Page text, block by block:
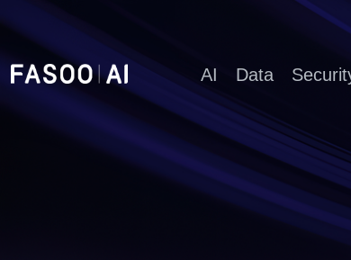
AI Data